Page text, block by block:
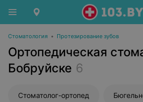
Стоматология • Протезирование зубов
Ортопедическая
Бобруйске 6
Стоматолог-ортопед